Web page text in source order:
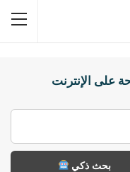
على الإنترنت
بحث ذكي